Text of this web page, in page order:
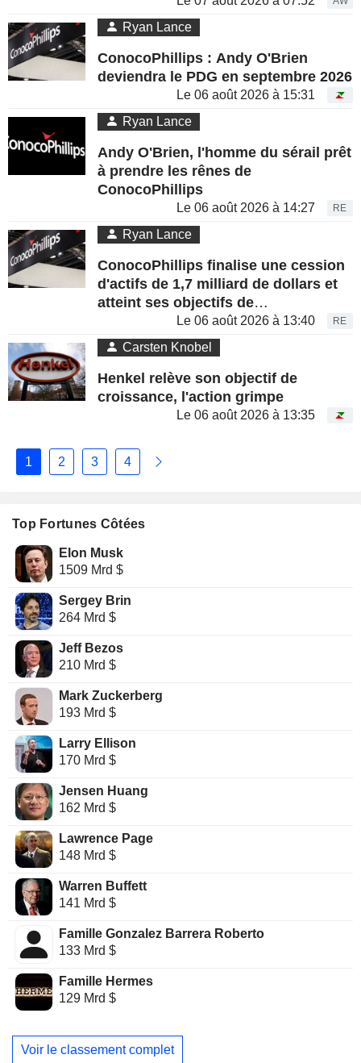
Ryan Lance
ConocoPhillips : Andy O'Brien
deviendra le PDG en septembre 2026
Le 06 août 2026 à 15:31
Ryan Lance
Andy O'Brien, l'homme du sérail prêt
à prendre les rênes de
ConocoPhillips
Le 06 août 2026 à 14:27 RE
Ryan Lance
ConocoPhillips finalise une cession
d'actifs de 1,7 milliard de dollars et
atteint ses objectifs de
désinvestissement en avance
Le 06 août 2026 à 13:40 RE
Carsten Knobel
Henkel relève son objectif de
croissance, l'action grimpe
Le 06 août 2026 à 13:35
1 2 3 4
Top Fortunes Côtées
Elon Musk
1509 Mrd $
Sergey Brin
264 Mrd $
Jeff Bezos
210 Mrd $
Mark Zuckerberg
193 Mrd $
Larry Ellison
170 Mrd $
Jensen Huang
162 Mrd $
Lawrence Page
148 Mrd $
Warren Buffett
141 Mrd $
Famille Gonzalez Barrera Roberto
133 Mrd $
Famille Hermes
129 Mrd $
Voir le classement complet